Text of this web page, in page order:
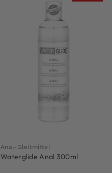
Anal-Gleitmittel
Waterglide Anal 300ml